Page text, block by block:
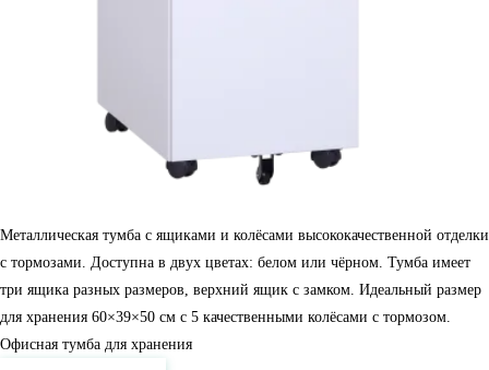
Металлическая тумба с ящиками и колёсами высококачественной отделки
с тормозами. Доступна в двух цветах: белом или чёрном. Тумба имеет
три ящика разных размеров, верхний ящик с замком. Идеальный размер
для хранения 60×39×50 см с 5 качественными колёсами с тормозом.
Офисная тумба для хранения